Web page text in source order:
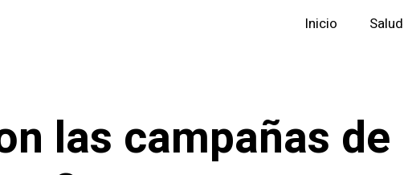
Inicio Salud
las campañas de